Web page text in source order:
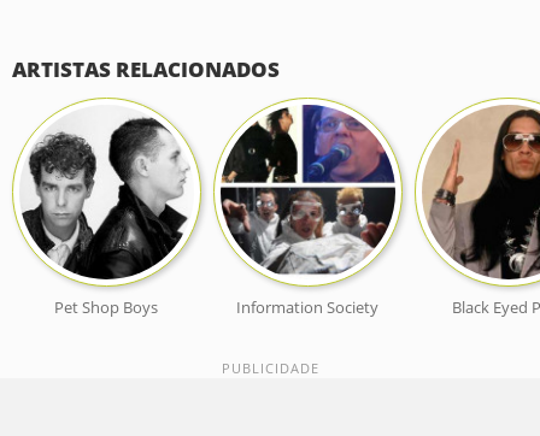
ARTISTAS RELACIONADOS
Pet Shop Boys Information Society Black Eyed